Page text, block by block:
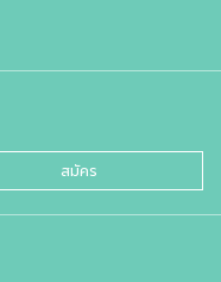
สมัคร